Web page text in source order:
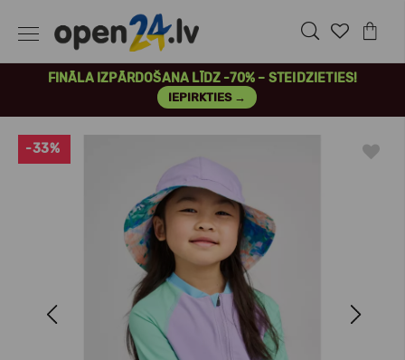
FINĀLA IZPĀRDOŠANA LĪDZ -70% – STEIDZIETIES!
IEPIRKTIES →
Next
-33%